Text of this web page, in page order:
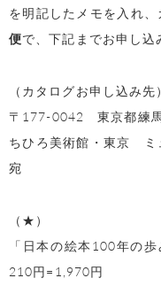
を明記したメモを入れ
便で、下記までお申し込
（カタログお申し込み先）
〒177-0042 東京都練
ちひろ美術館・東京
宛
（★）
「日本の絵本100年の
210円=1,970円